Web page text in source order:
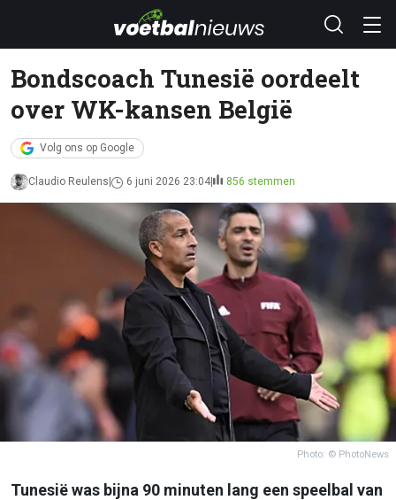
Bondscoach Tunesië oordeelt
over WK-kansen België
Volg ons op Google
Claudio Reulens 6 juni 2026 23:04 856 stemmen
Photo: © PhotoNews
Tunesië was bijna 90 minuten lang een speelbal van